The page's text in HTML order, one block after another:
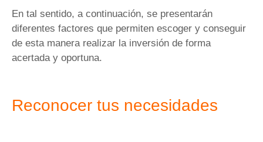
En tal sentido, a continuación, se presentarán
diferentes factores que permiten escoger y conseguir
de esta manera realizar la inversión de forma
acertada y oportuna.
Reconocer tus necesidades